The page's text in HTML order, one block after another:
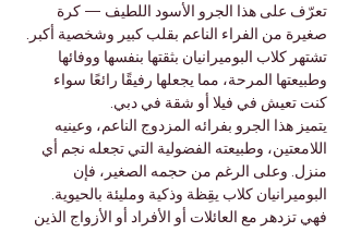
تعرّف على هذا الجرو الأسود اللطيف — كرة
صغيرة من الفراء الناعم بقلب كبير وشخصية أكبر.
تشتهر كلاب البوميرانيان بثقتها بنفسها ووفائها
وطبيعتها المرحة، مما يجعلها رفيقًا رائعًا سواء
كنت تعيش في فيلا أو شقة في دبي.
يتميز هذا الجرو بفرائه المزدوج الناعم، وعينيه
اللامعتين، وطبيعته الفضولية التي تجعله نجم أي
منزل. وعلى الرغم من حجمه الصغير، فإن
البوميرانيان كلاب يقِظة وذكية ومليئة بالحيوية.
فهي تزدهر مع العائلات أو الأفراد أو الأزواج الذين